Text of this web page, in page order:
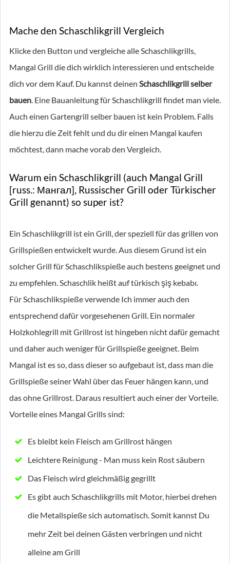
Mache den Schaschlikgrill Vergleich
Klicke den Button und vergleiche alle Schaschlikgrills,
Mangal Grill die dich wirklich interessieren und entscheide
dich vor dem Kauf. Du kannst deinen Schaschlikgrill selber
bauen. Eine Bauanleitung für Schaschlikgrill findet man viele.
Auch einen Gartengrill selber bauen ist kein Problem. Falls
die hierzu die Zeit fehlt und du dir einen Mangal kaufen
möchtest, dann mache vorab den Vergleich.
Warum ein Schaschlikgrill (auch Mangal Grill
[russ.: Мангал], Russischer Grill oder Türkischer
Grill genannt) so super ist?
Ein Schaschlikgrill ist ein Grill, der speziell für das grillen von
Grillspießen entwickelt wurde. Aus diesem Grund ist ein
solcher Grill für Schaschlikspieße auch bestens geeignet und
zu empfehlen. Schaschlik heißt auf türkisch şiş kebabı.
Für Schaschlikspieße verwende Ich immer auch den
entsprechend dafür vorgesehenen Grill. Ein normaler
Holzkohlegrill mit Grillrost ist hingeben nicht dafür gemacht
und daher auch weniger für Grillspieße geeignet. Beim
Mangal ist es so, dass dieser so aufgebaut ist, dass man die
Grillspieße seiner Wahl über das Feuer hängen kann, und
das ohne Grillrost. Daraus resultiert auch einer der Vorteile.
Vorteile eines Mangal Grills sind:
Es bleibt kein Fleisch am Grillrost hängen
Leichtere Reinigung - Man muss kein Rost säubern
Das Fleisch wird gleichmäßig gegrillt
Es gibt auch Schaschlikgrills mit Motor, hierbei drehen
die Metallspieße sich automatisch. Somit kannst Du
mehr Zeit bei deinen Gästen verbringen und nicht
alleine am Grill